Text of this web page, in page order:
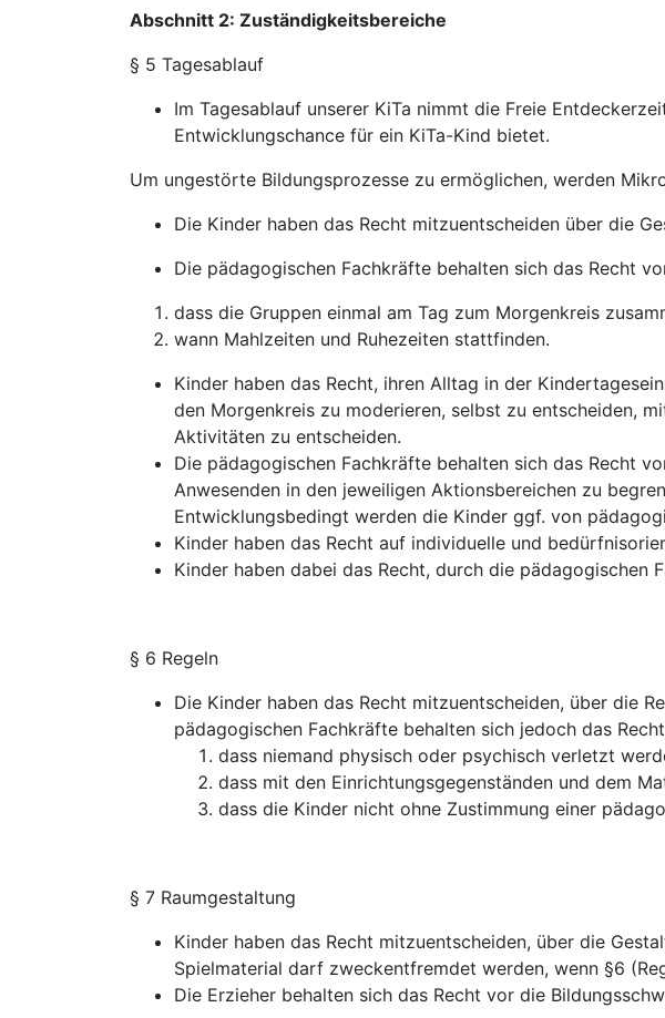
Abschnitt 2: Zuständigkeitsbereiche
§ 5 Tagesablauf
Im Tagesablauf unserer KiTa nimmt die Freie
Entwicklungschance für ein KiTa-Kind bietet.
Um ungestörte Bildungsprozesse zu ermöglichen, werden
Die Kinder haben das Recht mitzuentscheiden über die
Die pädagogischen Fachkräfte behalten sich das Recht
dass die Gruppen einmal am Tag zum Morgenkreis
wann Mahlzeiten und Ruhezeiten stattfinden.
Kinder haben das Recht, ihren Alltag in der
den Morgenkreis zu moderieren, selbst zu entscheiden,
Aktivitäten zu entscheiden.
Die pädagogischen Fachkräfte behalten sich das Recht
Anwesenden in den jeweiligen Aktionsbereichen zu
Entwicklungsbedingt werden die Kinder ggf. von
Kinder haben das Recht auf individuelle und
Kinder haben dabei das Recht, durch die
§ 6 Regeln
Die Kinder haben das Recht mitzuentscheiden, über die
pädagogischen Fachkräfte behalten sich jedoch das
dass niemand physisch oder psychisch verletzt
dass mit den Einrichtungsgegenständen und dem
dass die Kinder nicht ohne Zustimmung einer
§ 7 Raumgestaltung
Kinder haben das Recht mitzuentscheiden, über die
Spielmaterial darf zweckentfremdet werden, wenn §6
Die Erzieher behalten sich das Recht vor die